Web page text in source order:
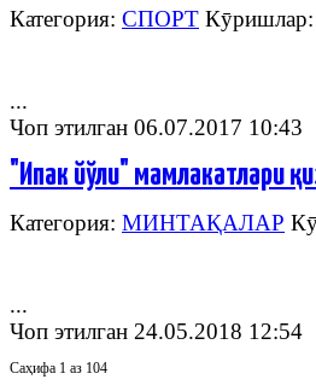
Категория: СПОРТ Кӯришлар:
...
Чоп этилган 06.07.2017 10:43
"Ипак йўли" мамлакатлари
Категория: МИНТАҚАЛАР
...
Чоп этилган 24.05.2018 12:54
Саҳифа 1 аз 104